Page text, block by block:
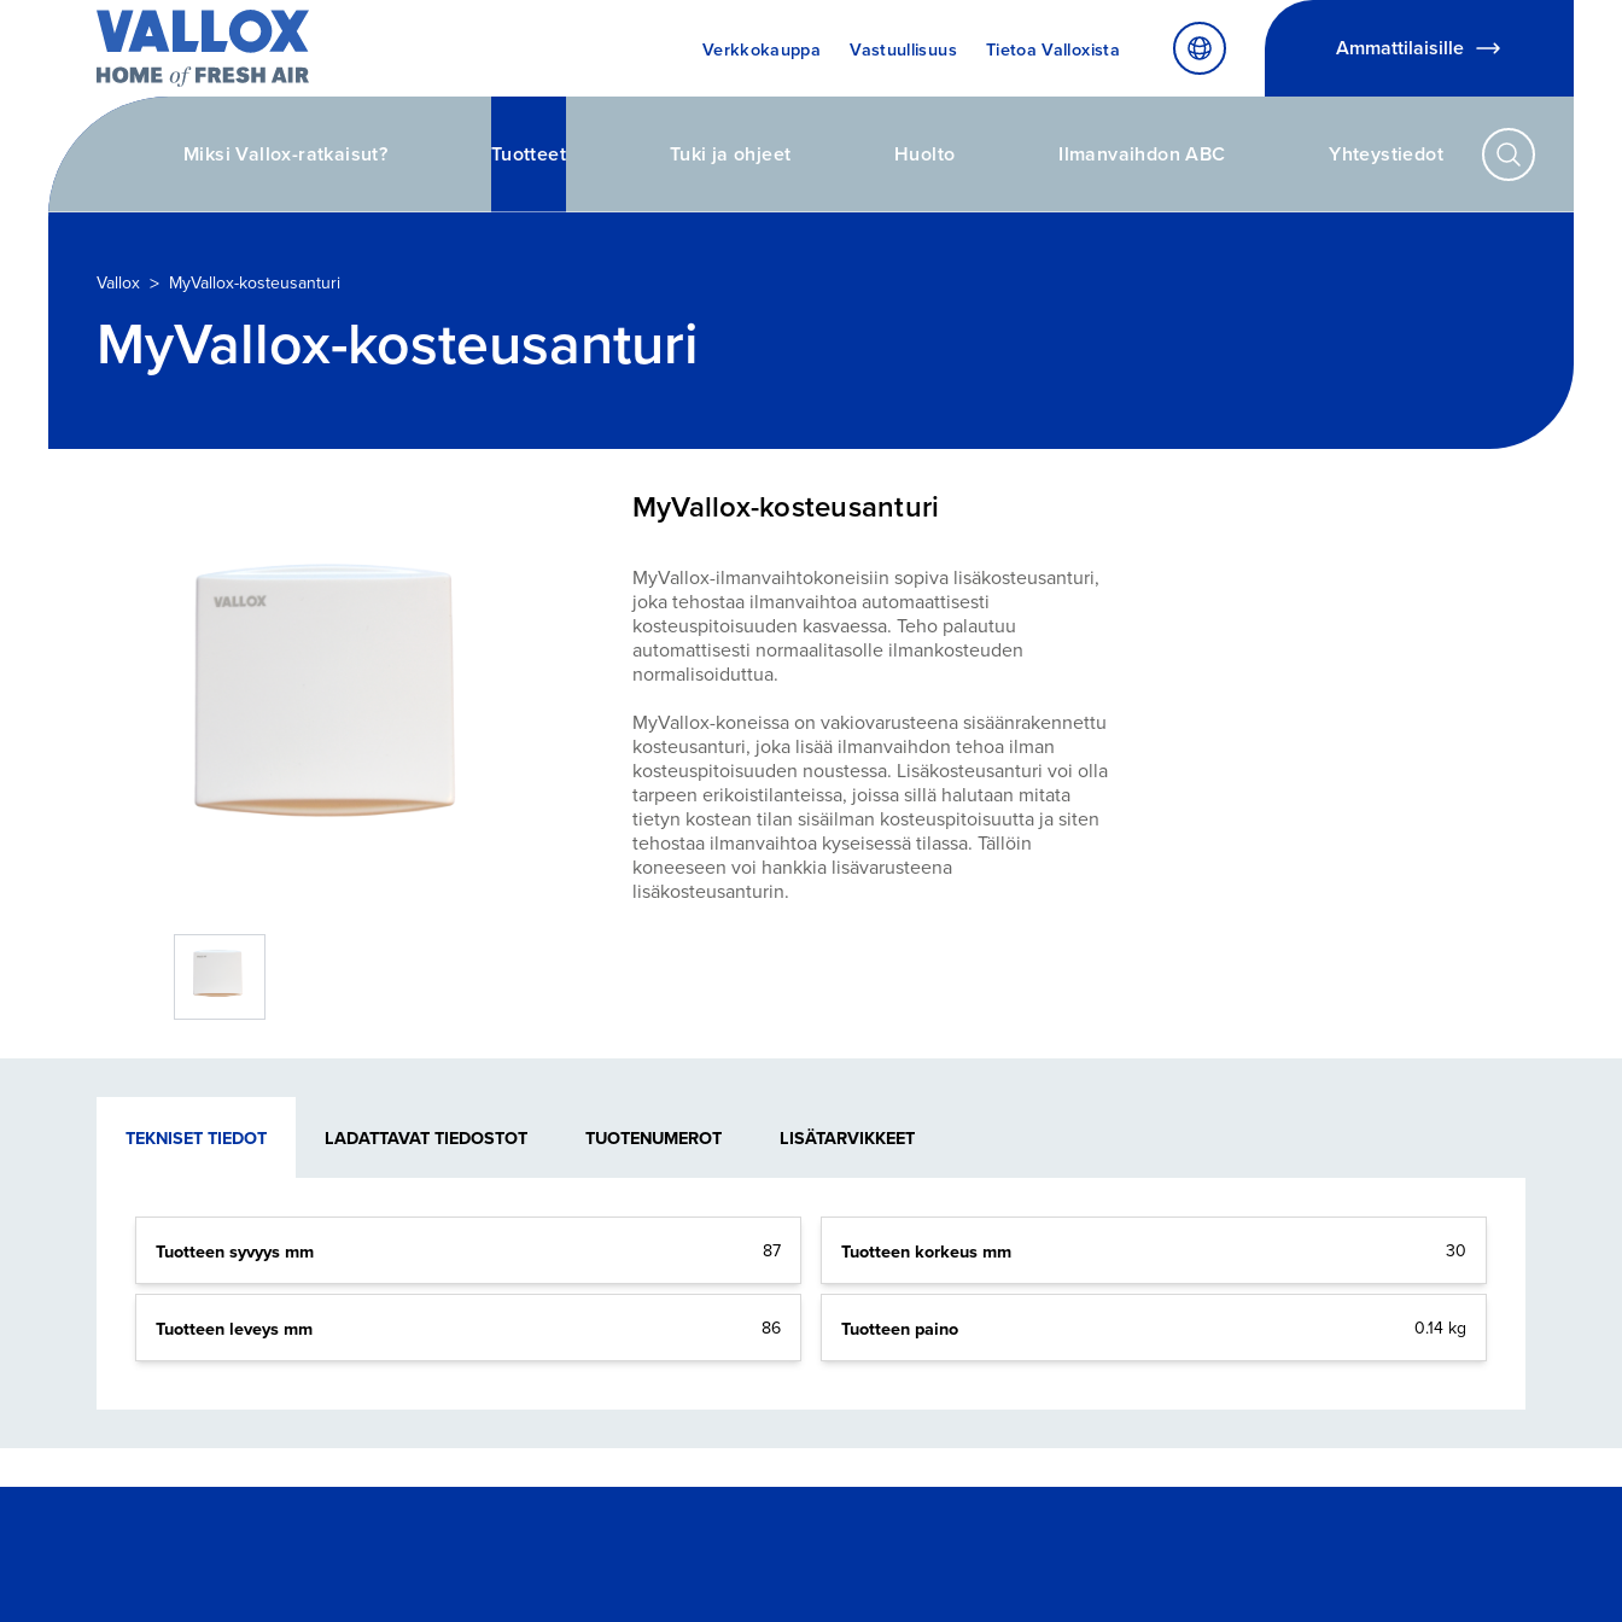
Verkkokauppa Vastuullisuus Tietoa Valloxista Ammattilaisille
Miksi Vallox-ratkaisut? Tuotteet Tuki ja ohjeet Huolto Ilmanvaihdon ABC Yhteystiedot
Vallox > MyVallox-kosteusanturi
MyVallox-kosteusanturi
MyVallox-kosteusanturi
MyVallox-ilmanvaihtokoneisiin sopiva lisäkosteusanturi,
joka tehostaa ilmanvaihtoa automaattisesti
kosteuspitoisuuden kasvaessa. Teho palautuu
automattisesti normaalitasolle ilmankosteuden
normalisoiduttua.
MyVallox-koneissa on vakiovarusteena sisäänrakennettu
kosteusanturi, joka lisää ilmanvaihdon tehoa ilman
kosteuspitoisuuden noustessa. Lisäkosteusanturi voi olla
tarpeen erikoistilanteissa, joissa sillä halutaan mitata
tietyn kostean tilan sisäilman kosteuspitoisuutta ja siten
tehostaa ilmanvaihtoa kyseisessä tilassa. Tällöin
koneeseen voi hankkia lisävarusteena
lisäkosteusanturin.
TEKNISET TIEDOT LADATTAVAT TIEDOSTOT TUOTENUMEROT LISÄTARVIKKEET
Tuotteen syvyys mm 87
Tuotteen leveys mm 86
Tuotteen korkeus mm 30
Tuotteen paino 0.14 kg